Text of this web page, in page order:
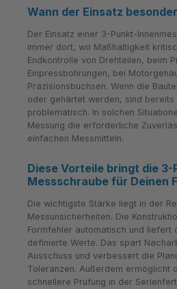
Wann der Einsatz
Der Einsatz einer 3-Punkt-
immer dort, wo Maßhaltigkeit
Endkontrolle von Drehteilen, beim
Einpressbohrungen, bei
Präzisionsbuchsen. Wenn die
oder gehärtet werden, sind bereits
problematisch. In solchen
Messung die erforderliche
einfachen Messmitteln.
Diese Vorteile bringt die 3-
Messschraube für Deinen
Die wichtigste Stärke liegt in der
Messunsicherheiten. Die
Formfehler automatisch und liefert
definierte Werte. Das spart
Ausschuss und verbessert die
Toleranzen. Außerdem ermöglicht
schnellere Prüfung in der